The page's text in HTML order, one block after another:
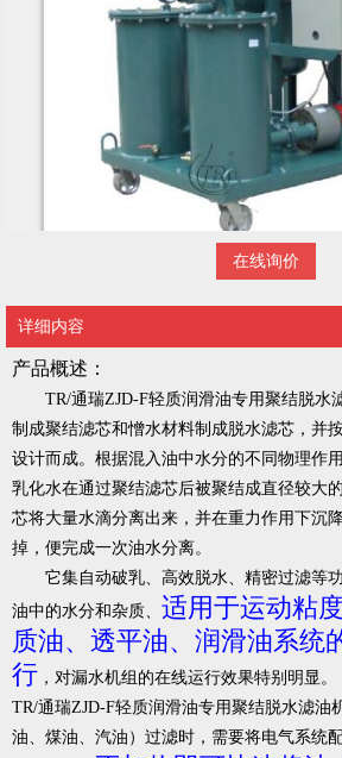
在线询价
详细内容
产品概述：
TR/通瑞ZJD-F轻质润滑油专用聚结脱水
制成聚结滤芯和憎水材料制成脱水滤芯，并
设计而成。根据混入油中水分的不同物理作
乳化水在通过聚结滤芯后被聚结成直径较大
芯将大量水滴分离出来，并在重力作用下沉
掉，便完成一次油水分离。
它集自动破乳、高效脱水、精密过滤等功
油中的水分和杂质、 适用于运动粘
质油、透平油、润滑油系统
行 ，对漏水机组的在线运行效果特别明显。
TR/通瑞ZJD-F轻质润滑油专用聚结脱水滤油
油、煤油、汽油）过滤时，需要将电气系统